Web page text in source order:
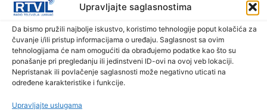
Upravljajte saglasnostima
Da bismo pružili najbolje iskustvo, koristimo tehnologije poput kolačića za
čuvanje i/ili pristup informacijama o uređaju. Saglasnost sa ovim
tehnologijama će nam omogućiti da obrađujemo podatke kao što su
ponašanje pri pregledanju ili jedinstveni ID-ovi na ovoj veb lokaciji.
Nepristanak ili povlačenje saglasnosti može negativno uticati na
određene karakteristike i funkcije.
Upravljajte uslugama